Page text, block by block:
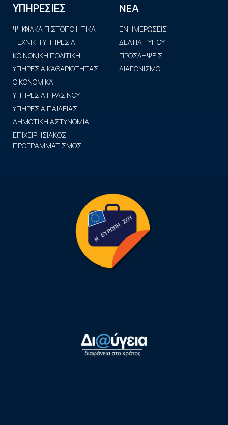
ΥΠΗΡΕΣΙΕΣ
ΨΗΦΙΑΚΑ ΠΙΣΤΟΠΟΙΗΤΙΚΑ
ΤΕΧΝΙΚΗ ΥΠΗΡΕΣΙΑ
ΚΟΙΝΩΝΙΚΗ ΠΟΛΙΤΙΚΗ
ΥΠΗΡΕΣΙΑ ΚΑΘΑΡΙΟΤΗΤΑΣ
ΟΙΚΟΝΟΜΙΚΑ
ΥΠΗΡΕΣΙΑ ΠΡΑΣΙΝΟΥ
ΥΠΗΡΕΣΙΑ ΠΑΙΔΕΙΑΣ
ΔΗΜΟΤΙΚΗ ΑΣΤΥΝΟΜΙΑ
ΕΠΙΧΕΙΡΗΣΙΑΚΟΣ
ΠΡΟΓΡΑΜΜΑΤΙΣΜΟΣ
ΝΕΑ
ΕΝΗΜΕΡΩΣΕΙΣ
ΔΕΛΤΙΑ ΤΥΠΟΥ
ΠΡΟΣΛΗΨΕΙΣ
ΔΙΑΓΩΝΙΣΜΟΙ